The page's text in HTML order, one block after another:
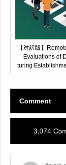
【対訳版】
Evaluations of
turing
-19 公衆衛生緊急
ンタラクティブ評
Comment
3,074